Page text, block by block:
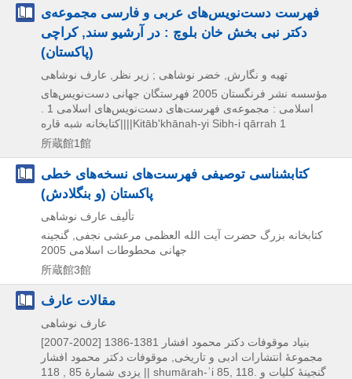
فهرست دست‌نویس‌های عربی و فارسی مجموعه‌ی
دکتر نبی بخش خان بلوچ : در آرشیو سند, کراچی
(پاکستان)
تهیه و نگارش, خضر نوشاهی ; زیر نظر, عارف نوشاهی
مؤسسه نشر فرنگستان 2005 فهرستگان جهانی دست‌نویس‌های
کتابخانه شبه قاره||||Kitābʹkhānah-yi Sibh-i qārrah 1
所蔵館1館
کتابشناسی توصیفی فهرست‌های نسخه‌های خطی
پاکستان (و بنگلادش)
تألیف عارف نوشاهی
کتابخانه بزرگ حضرت آیت الله العظمی مرعشی نجفی, گنجینه
جهانی محطوطات اسلامی 2005
所蔵館3館
مقالات عارف
عارف نوشاهی
بنیاد موقوفات دکتر محمود افشار
1381-1386 [2002-2007]
مجموعۀ انتشارات ادبی و تاریخی,
موقوفات دکتر محمود افشار
یزدی شمارۀ 85 , 118 || shumārah-ʾi 85,
118. گنجینۀ کلیات و